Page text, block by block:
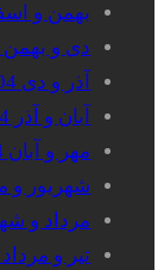
بهمن و اسفند
دی و بهمن 1404
آذر و دی 1404
آبان و آذر 1404
مهر و آبان 1404
شهریور و مهر
مرداد و
تیر و مرداد 1404